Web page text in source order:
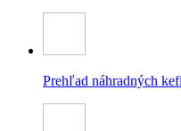
Prehľad náhradných